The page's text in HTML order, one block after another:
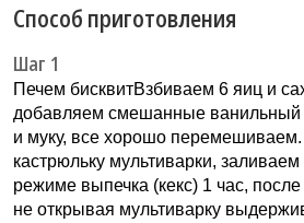
Способ приготовления
Шаг 1
Печем бисквитВзбиваем 6 яиц и
добавляем смешанные ванильный
и муку, все хорошо
кастрюльку мультиварки,
режиме выпечка (кекс) 1 час,
не открывая мультиварку